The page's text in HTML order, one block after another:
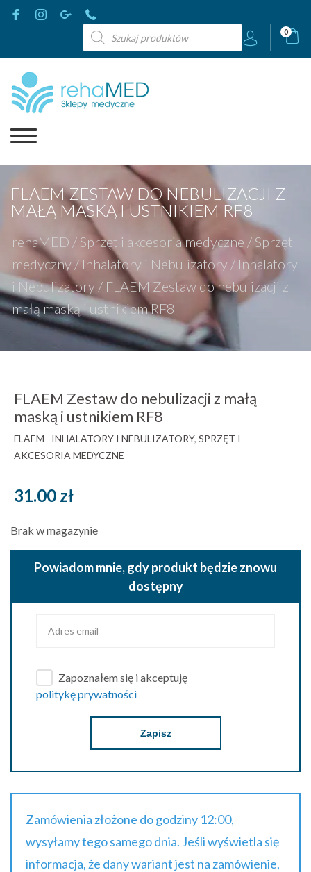
Wyszukiwarka
produktów
0
FLAEM ZESTAW DO NEBULIZACJI Z
MAŁĄ MASKĄ I USTNIKIEM RF8
rehaMED / Sprzęt i akcesoria medyczne / Sprzęt
medyczny / Inhalatory i Nebulizatory / Inhalatory
i Nebulizatory / FLAEM Zestaw do nebulizacji z
małą maską i ustnikiem RF8
FLAEM Zestaw do nebulizacji z małą
maską i ustnikiem RF8
FLAEM INHALATORY I NEBULIZATORY, SPRZĘT I
AKCESORIA MEDYCZNE
31.00 zł
Brak w magazynie
Powiadom mnie, gdy produkt będzie znowu
dostępny
Zapoznałem się i akceptuję
politykę prywatności
Zapisz
Zamówienia złożone do godziny 12:00,
wysyłamy tego samego dnia. Jeśli wyświetla się
informacja, że dany wariant jest na zamówienie,